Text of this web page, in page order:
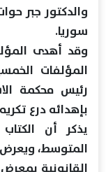
والدكتور جبر
سوريا.
وقد أهدى
المؤلفات
رئيس محكمة
بإهدائه درع
المتوسط، ويعرض
القانونية